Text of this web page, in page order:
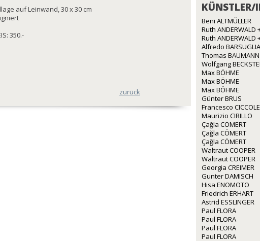
auf Leinwand, 30 x 30 cm
350.-
zurück
KÜNSTLER/
Beni ALTMÜLLER
Ruth
Ruth
Alfredo BARSUGLIA
Thomas BAUMANN
Wolfgang
Max BÖHME
Max BÖHME
Max BÖHME
Günter BRUS
Francesco
Maurizio CIRILLO
Çağla CÖMERT
Çağla CÖMERT
Çağla CÖMERT
Waltraut COOPER
Waltraut COOPER
Georgia CREIMER
Gunter DAMISCH
Hisa ENOMOTO
Friedrich ERHART
Astrid ESSLINGER
Paul FLORA
Paul FLORA
Paul FLORA
Paul FLORA